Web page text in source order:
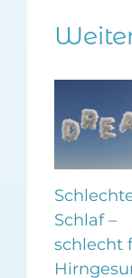
Schlaf –
schlecht